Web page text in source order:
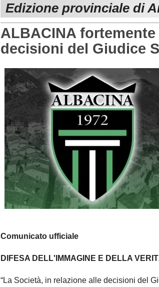
Edizione provinciale di
ALBACINA
decisioni del Giudice
Comunicato ufficiale
DIFESA DELL'IMMAGINE E DELLA
“La Società, in relazione alle decisioni del